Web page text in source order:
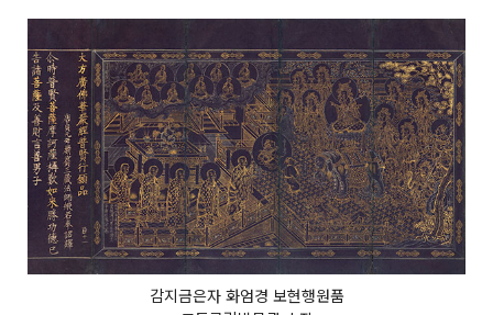
감지금은자 화엄경 보현행원품